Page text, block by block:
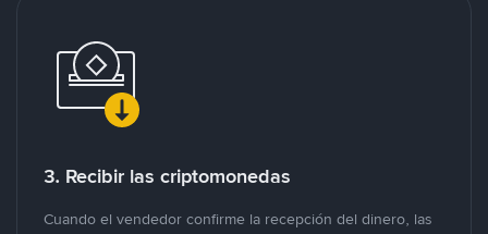
3. Recibir las criptomonedas
Cuando el vendedor confirme la recepción del dinero, las